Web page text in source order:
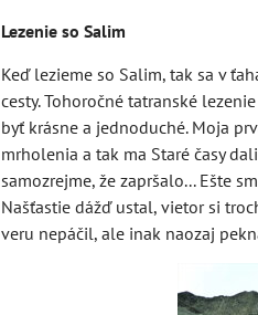
Lezenie so Salim
Keď lezieme so Salim, tak sa v
cesty. Tohoročné tatranské
byť krásne a jednoduché. Moja
mrholenia a tak ma Staré časy
samozrejme, že zapršalo... Ešte
Našťastie dážď ustal, vietor si
veru nepáčil, ale inak naozaj